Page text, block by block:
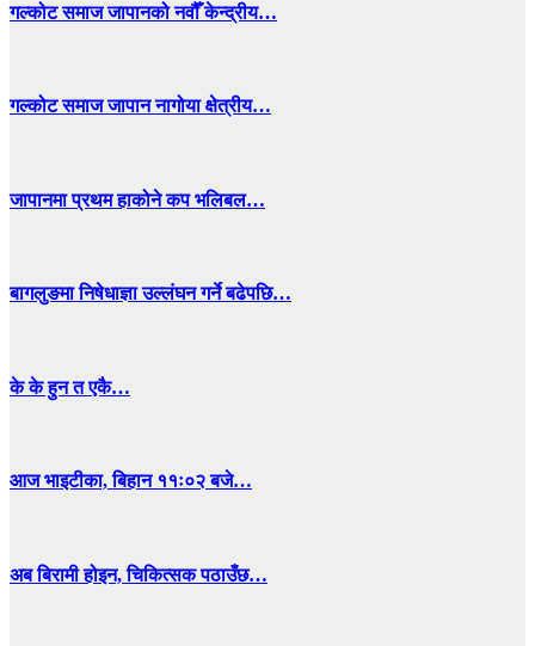
गल्कोट समाज जापानको नवौँ केन्द्रीय…
गल्कोट समाज जापान नागोया क्षेत्रीय…
जापानमा प्रथम हाकोने कप भलिबल…
बागलुङमा निषेधाज्ञा उल्लंघन गर्ने बढेपछि…
के के हुन त एकै…
आज भाइटीका, बिहान ११ः०२ बजे…
अब बिरामी होइन, चिकित्सक पठाउँछ…